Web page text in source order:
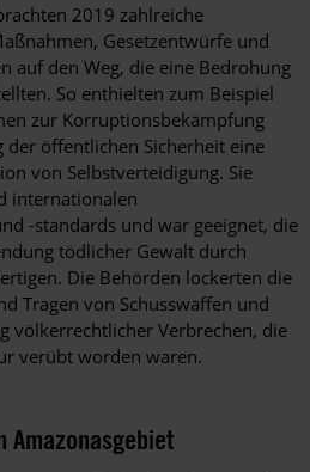
2019 zahlreiche
Gesetzentwürfe und
auf den Weg, die eine Bedrohung
So enthielten zum Beispiel
zur Korruptionsbekämpfung
öffentlichen Sicherheit eine
von Selbstverteidigung. Sie
internationalen
-standards und war geeignet, die
tödlicher Gewalt durch
Die Behörden lockerten die
Tragen von Schusswaffen und
völkerrechtlicher Verbrechen, die
verübt worden waren.
Amazonasgebiet